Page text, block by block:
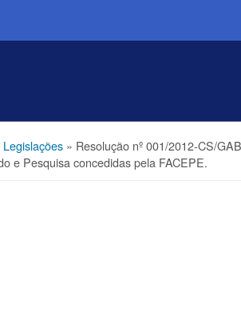
Legislações» Resolução nº 001/2012-CS/
e Pesquisa concedidas pela FACEPE.